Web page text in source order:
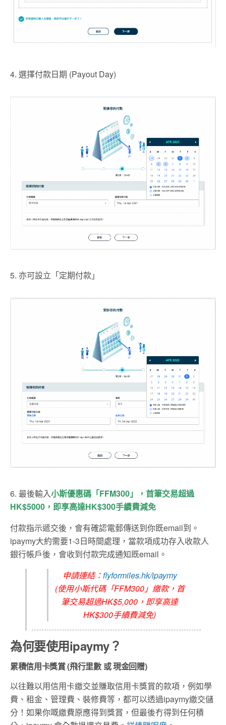
4. 選擇付款日期 (Payout Day)
5. 亦可設立「定期付款」
6. 最後輸入小斯優惠碼「FFM300」，首筆交易超過
HK$5000，即享高達HK$300手續費減免
付款指示遞交後，會有確認電郵傳送到你既email到。
ipaymy大約需要1-3日時間處理，當款項成功存入收款人
銀行帳戶後，會收到付款完成通知既email。
申請連結：flyformiles.hk/ipaymy
(使用小斯代碼「FFM300」繳款，首
筆交易超過HK$5,000，即享高達
HK$300手續費減免)
為何要使用ipaymy？
累積信用卡獎賞 (飛行里數 或 現金回贈)
以往難以用信用卡繳交並賺取信用卡獎賞的款項，例如學
費、租金、管理費、裝修費等，都可以透過ipaymy繳交儲
分！如果你嘅繳費原應得到獎賞，但最後冇得到任何積